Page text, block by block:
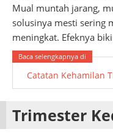
Mual muntah jarang,
solusinya mesti sering
meningkat. Efeknya
Catatan Kehamilan
Trimester